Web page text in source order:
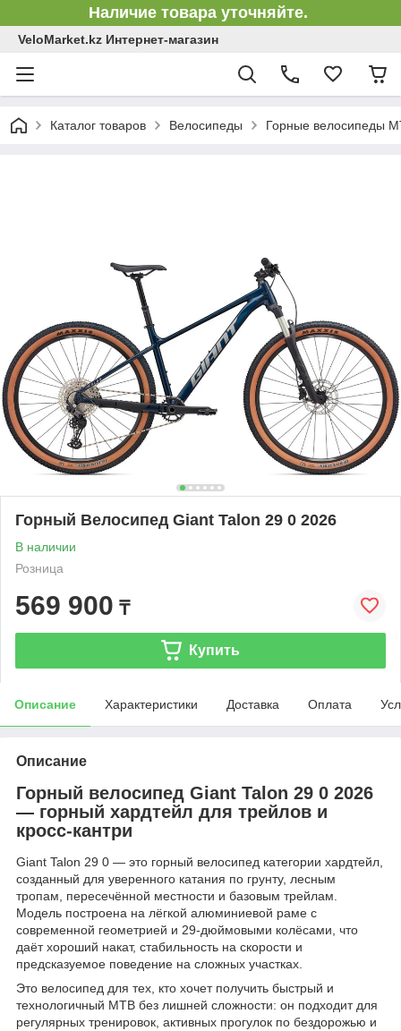
Наличие товара уточняйте.
VeloMarket.kz Интернет-магазин
Каталог товаров Велосипеды Горные велосипеды
Горный Велосипед Giant Talon 29 0 2026
В наличии
Розница
569 900 ₸
Купить
Описание Характеристики Доставка Оплата
Описание
Горный велосипед Giant Talon 29 0 2026
— горный хардтейл для трейлов и
кросс-кантри
Giant Talon 29 0 — это горный велосипед категории хардтейл,
созданный для уверенного катания по грунту, лесным
тропам, пересечённой местности и базовым трейлам.
Модель построена на лёгкой алюминиевой раме с
современной геометрией и 29-дюймовыми колёсами, что
даёт хороший накат, стабильность на скорости и
предсказуемое поведение на сложных участках.
Это велосипед для тех, кто хочет получить быстрый и
технологичный MTB без лишней сложности: он подходит для
регулярных тренировок, активных прогулок по бездорожью и